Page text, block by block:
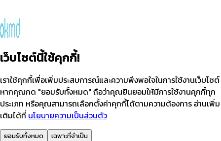
เว็บไซต์นี้ใช้คุกกี้!
เราใช้คุกกี้เพื่อเพิ่มประสบการณ์และความพึงพอใจในการใช้งานเว็บไซต์
หากคุณกด "ยอมรับทั้งหมด" ถือว่าคุณยินยอมให้มีการใช้งานคุกกี้ทุก
ประเภท หรือคุณสามารถเลือกตั้งค่าคุกกี้ได้ตามความต้องการ อ่านเพิ่ม
เติมได้ที่ นโยบายความเป็นส่วนตัว
ยอมรับทั้งหมด
เฉพาะที่จำเป็น